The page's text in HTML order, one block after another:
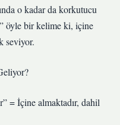
o kadar da korkutucu
öyle bir kelime ki, içine
seviyor.
= İçine almaktadır, dahil